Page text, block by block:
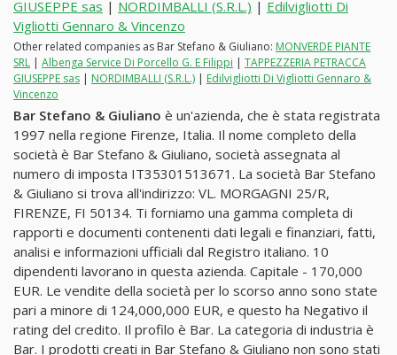
GIUSEPPE sas | NORDIMBALLI (S.R.L.) | Edilvigliotti Di
Vigliotti Gennaro & Vincenzo
Other related companies as Bar Stefano & Giuliano: MONVERDE PIANTE
SRL | Albenga Service Di Porcello G. E Filippi | TAPPEZZERIA PETRACCA
GIUSEPPE sas | NORDIMBALLI (S.R.L.) | Edilvigliotti Di Vigliotti Gennaro &
Vincenzo
Bar Stefano & Giuliano è un'azienda, che è stata registrata
1997 nella regione Firenze, Italia. Il nome completo della
società è Bar Stefano & Giuliano, società assegnata al
numero di imposta IT35301513671. La società Bar Stefano
& Giuliano si trova all'indirizzo: VL. MORGAGNI 25/R,
FIRENZE, FI 50134. Ti forniamo una gamma completa di
rapporti e documenti contenenti dati legali e finanziari, fatti,
analisi e informazioni ufficiali dal Registro italiano. 10
dipendenti lavorano in questa azienda. Capitale - 170,000
EUR. Le vendite della società per lo scorso anno sono state
pari a minore di 124,000,000 EUR, e questo ha Negativo il
rating del credito. Il profilo è Bar. La categoria di industria è
Bar. I prodotti creati in Bar Stefano & Giuliano non sono stati